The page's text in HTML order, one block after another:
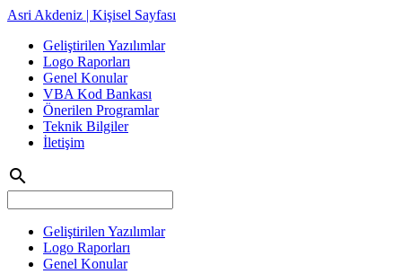
Asri Akdeniz | Kişisel Sayfası
Geliştirilen Yazılımlar
Logo Raporları
Genel Konular
VBA Kod Bankası
Önerilen Programlar
Teknik Bilgiler
İletişim
search
Geliştirilen Yazılımlar
Logo Raporları
Genel Konular